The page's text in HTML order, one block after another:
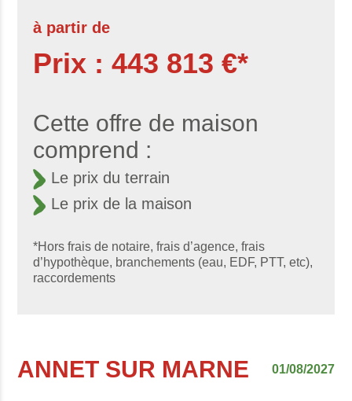
ANNET SUR MARNE 01/08/2027
à partir de
Prix : 443 813 €*
Cette offre de maison
comprend :
Le prix du terrain
Le prix de la maison
*Hors frais de notaire, frais d’agence, frais
d’hypothèque, branchements (eau, EDF, PTT, etc),
raccordements